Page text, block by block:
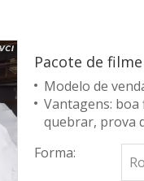
Pacote de
Modelo de
Vantagens:
quebrar, prova
Forma: